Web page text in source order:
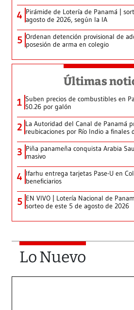
4 Pirámide de Lotería de Panamá |
agosto de 2026, según la IA
5 Ordenan detención provisional de
posesión de arma en colegio
Últimas
1 Suben precios de combustibles en
$0.26 por galón
2 La Autoridad del Canal de Panamá
reubicaciones por Río Indio a finales
3 Piña panameña conquista Arabia
masivo
4 Ifarhu entrega tarjetas Pase-U en
beneficiarios
5 EN VIVO | Lotería Nacional de
sorteo de este 5 de agosto de 2026
Lo Nuevo